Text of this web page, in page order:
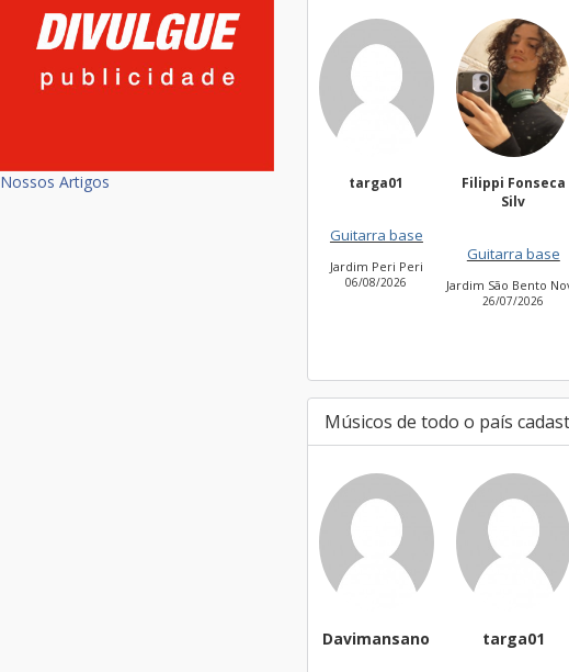
Nossos Artigos
Filippi Fonseca
Jardim São Bento Novo
Mateus
Vila
26/07/2026
Músicos de todo o país
Davimansano targa01